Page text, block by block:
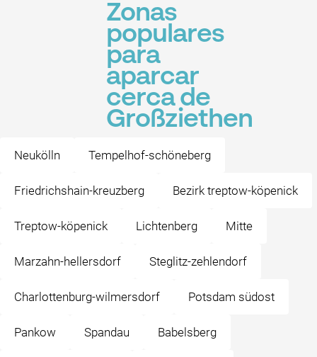
Zonas
populares
para
aparcar
cerca de
Großziethen
Neukölln Tempelhof-schöneberg
Friedrichshain-kreuzberg Bezirk treptow-köpenick
Treptow-köpenick Lichtenberg Mitte
Marzahn-hellersdorf Steglitz-zehlendorf
Charlottenburg-wilmersdorf Potsdam südost
Pankow Spandau Babelsberg